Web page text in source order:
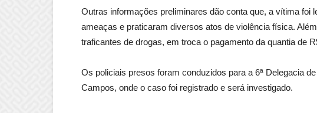
Outras informações preliminares dão conta que, a vítima foi
ameaças e praticaram diversos atos de violência física.
traficantes de drogas, em troca o pagamento da quantia de
Os policiais presos foram conduzidos para a 6ª Delegacia
Campos, onde o caso foi registrado e será investigado.